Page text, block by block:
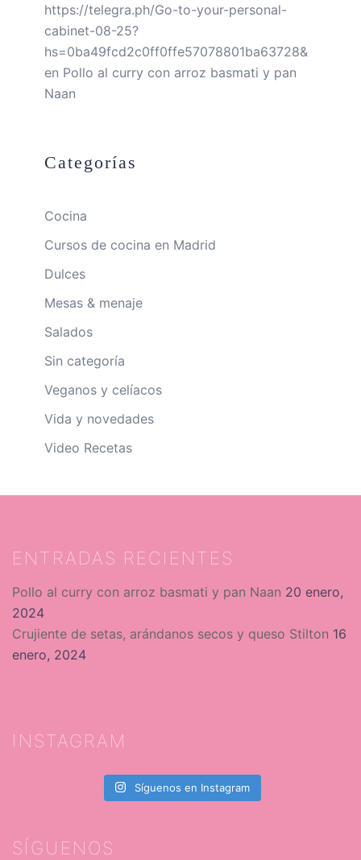
https://telegra.ph/Go-to-your-personal-
cabinet-08-25?
hs=0ba49fcd2c0ff0ffe57078801ba63728&
en Pollo al curry con arroz basmati y pan
Naan
Categorías
Cocina
Cursos de cocina en Madrid
Dulces
Mesas & menaje
Salados
Sin categoría
Veganos y celíacos
Vida y novedades
Video Recetas
ENTRADAS RECIENTES
Pollo al curry con arroz basmati y pan Naan 20 enero,
2024
Crujiente de setas, arándanos secos y queso Stilton 16
enero, 2024
INSTAGRAM
Síguenos en Instagram
SÍGUENOS